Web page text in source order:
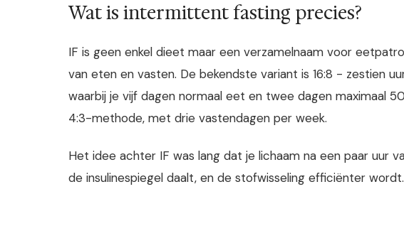
Wat is intermittent fasting precies?
IF is geen enkel dieet maar een verzamelnaam voor
van eten en vasten. De bekendste variant is 16:8 - zestien
waarbij je vijf dagen normaal eet en twee dagen maximaal
4:3-methode, met drie vastendagen per week.
Het idee achter IF was lang dat je lichaam na een paar uur
de insulinespiegel daalt, en de stofwisseling efficiënter